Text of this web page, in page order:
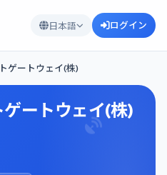
日本語 ログイン
ゲートウェイ(株)
ートウェイ(株)